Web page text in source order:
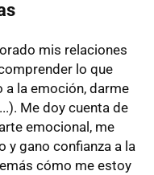
mis relaciones
lo que
la emoción, darme
Me doy cuenta de
emocional, me
y gano confianza a la
cómo me estoy